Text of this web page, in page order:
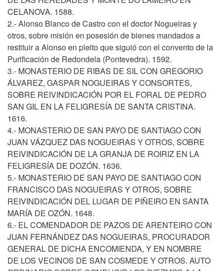
CELANOVA. 1588.
2.- Alonso Blanco de Castro con el doctor Nogueiras y
otros, sobre misión en posesión de bienes mandados a
restituir a Alonso en pleito que siguió con el convento de la
Purificación de Redondela (Pontevedra). 1592.
3.- MONASTERIO DE RIBAS DE SIL CON GREGORIO
ÁLVAREZ, GASPAR NOGUEIRAS Y CONSORTES,
SOBRE REIVINDICACIÓN POR EL FORAL DE PEDRO
SAN GIL EN LA FELIGRESÍA DE SANTA CRISTINA.
1616.
4.- MONASTERIO DE SAN PAYO DE SANTIAGO CON
JUAN VÁZQUEZ DAS NOGUEIRAS Y OTROS, SOBRE
REIVINDICACIÓN DE LA GRANJA DE ROIRIZ EN LA
FELIGRESÍA DE DOZÓN. 1636.
5.- MONASTERIO DE SAN PAYO DE SANTIAGO CON
FRANCISCO DAS NOGUEIRAS Y OTROS, SOBRE
REIVINDICACIÓN DEL LUGAR DE PIÑEIRO EN SANTA
MARÍA DE OZÓN. 1648.
6.- EL COMENDADOR DE PAZOS DE ARENTEIRO CON
JUAN FERNÁNDEZ DAS NOGUEIRAS, PROCURADOR
GENERAL DE DICHA ENCOMIENDA, Y EN NOMBRE
DE LOS VECINOS DE SAN COSMEDE Y OTROS. AUTO